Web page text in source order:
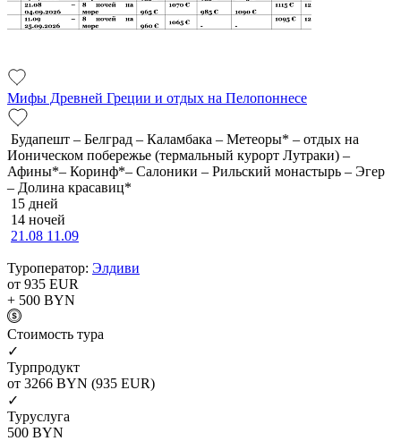
Мифы Древней Греции и отдых на Пелопоннесе
Будапешт – Белград – Каламбака – Метеоры* – отдых на
Ионическом побережье (термальный курорт Лутраки) –
Афины*– Коринф*– Салоники – Рильский монастырь – Эгер
– Долина красавиц*
15 дней
14 ночей
21.08 11.09
Туроператор: Элдиви
от 935 EUR
+ 500 BYN
Cтоимость тура
✓
Турпродукт
от 3266 BYN (935 EUR)
✓
Туруслуга
500 BYN